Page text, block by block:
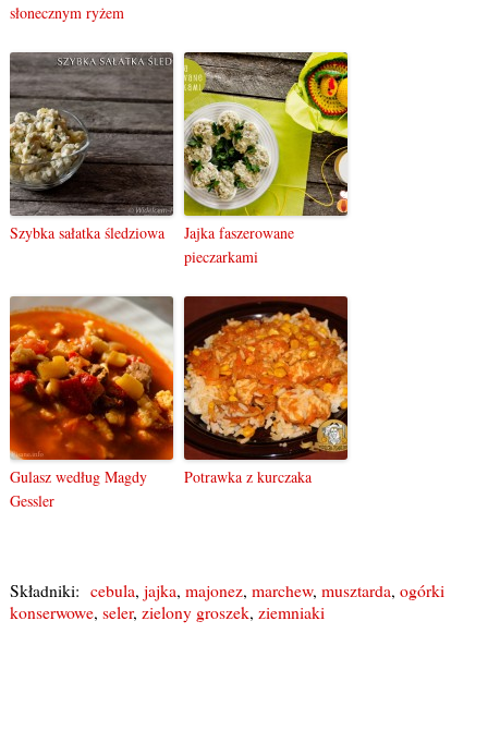
słonecznym ryżem
Szybka sałatka śledziowa
Jajka faszerowane
pieczarkami
Gulasz według Magdy
Gessler
Potrawka z kurczaka
Składniki: cebula, jajka, majonez, marchew, musztarda, ogórki
konserwowe, seler, zielony groszek, ziemniaki